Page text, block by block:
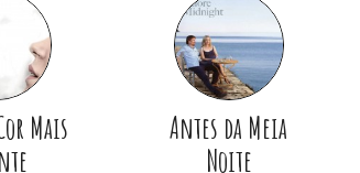
Mais
Antes da Meia
Noite